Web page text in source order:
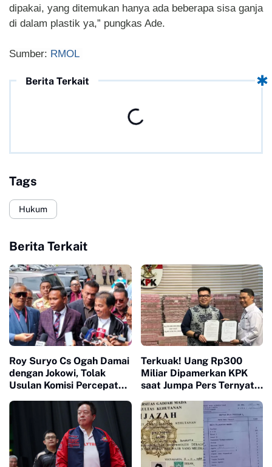
dipakai, yang ditemukan hanya ada beberapa sisa ganja
di dalam plastik ya,” pungkas Ade.
Sumber: RMOL
Berita Terkait
Tags
Hukum
Berita Terkait
Roy Suryo Cs Ogah Damai
dengan Jokowi, Tolak
Usulan Komisi Percepatan
Terkuak! Uang Rp300
Miliar Dipamerkan KPK
saat Jumpa Pers Ternyata
Dipinjam Pagi, Dibalikin
Sore